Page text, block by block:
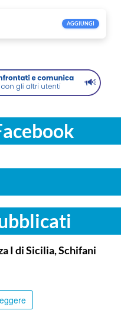
AGGIUNGI
I di Sicilia, Schifani